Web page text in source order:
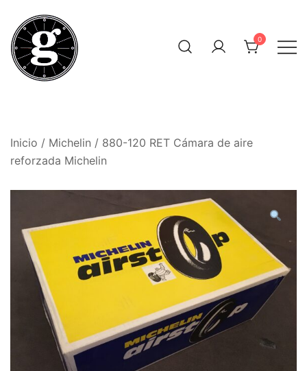
contenido
0
Inicio / Michelin / 880-120 RET Cámara de aire
reforzada Michelin